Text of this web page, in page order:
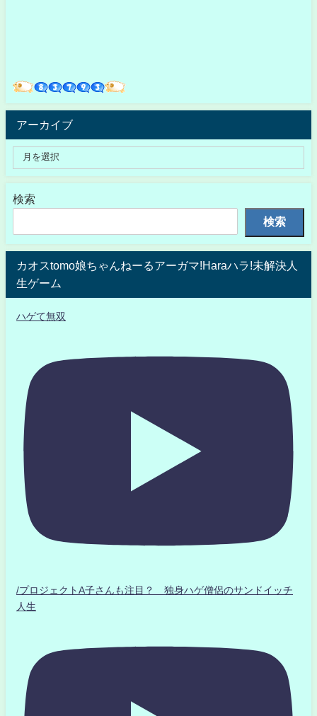
アーカイブ
検索
検索
カオスtomo娘ちゃんねーるアーガマ!Haraハラ!未解決人
生ゲーム
ハゲて無双
/プロジェクトA子さんも注目？ 独身ハゲ僧侶のサンドイッチ
人生